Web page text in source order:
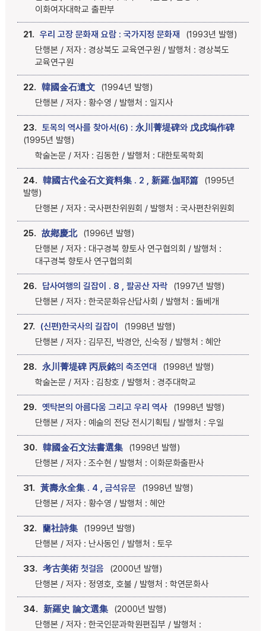
이화여자대학교 출판부
21. 우리 고장 문화재 요람 : 국가지정 문화재
(1993년 발행)
단행본 / 저자 : 경상북도 교육연구원 / 발행처 : 경상북도
교육연구원
22. 韓國金石遺文
(1994년 발행)
단행본 / 저자 : 황수영 / 발행처 : 일지사
23. 토목의 역사를 찾아서(6) : 永川菁堤碑와 戊戌塢作碑
(1995년 발행)
학술논문 / 저자 : 김동한 / 발행처 : 대한토목학회
24. 韓國古代金石文資料集 . 2 , 新羅.伽耶篇
(1995년
발행)
단행본 / 저자 : 국사편찬위원회 / 발행처 : 국사편찬위원회
25. 故鄕慶北
(1996년 발행)
단행본 / 저자 : 대구경북 향토사 연구협의회 / 발행처 :
대구경북 향토사 연구협의회
26. 답사여행의 길잡이 . 8 , 팔공산 자락
(1997년 발행)
단행본 / 저자 : 한국문화유산답사회 / 발행처 : 돌베개
27. (신편)한국사의 길잡이
(1998년 발행)
단행본 / 저자 : 김무진, 박경안, 신숙정 / 발행처 : 혜안
28. 永川菁堤碑 丙辰銘의 축조연대
(1998년 발행)
학술논문 / 저자 : 김창호 / 발행처 : 경주대학교
29. 옛탁본의 아름다움 그리고 우리 역사
(1998년 발행)
단행본 / 저자 : 예술의 전당 전시기획팀 / 발행처 : 우일
30. 韓國金石文法書選集
(1998년 발행)
단행본 / 저자 : 조수현 / 발행처 : 이화문화출판사
31. 黃壽永全集 . 4 , 금석유문
(1998년 발행)
단행본 / 저자 : 황수영 / 발행처 : 혜안
32. 蘭社詩集
(1999년 발행)
단행본 / 저자 : 난사동인 / 발행처 : 토우
33. 考古美術 첫걸음
(2000년 발행)
단행본 / 저자 : 정영호, 호불 / 발행처 : 학연문화사
34. 新羅史 論文選集
(2000년 발행)
단행본 / 저자 : 한국인문과학원편집부 / 발행처 :